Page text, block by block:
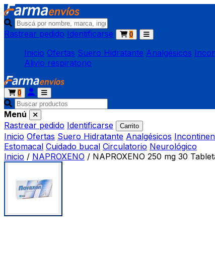
Rastrear pedido Identificarse 0
Inicio Ofertas Suero Hidratante Analgésicos
Alivio respiratorio
0
Menú
Rastrear pedido Identificarse Carrito
Inicio Ofertas Suero Hidratante Analgésicos
Estomacal Cuidado bucal Circulatorio Neurológico
Inicio / NAPROXENO / NAPROXENO 250 mg 30